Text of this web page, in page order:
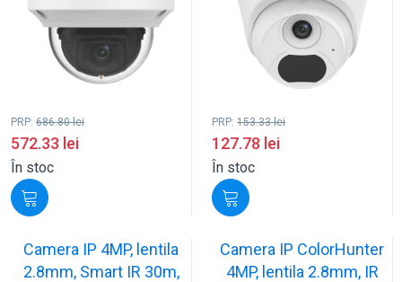
PRP: 686.80lei
572.33 lei
În stoc
PRP: 153.33lei
127.78 lei
În stoc
Camera IP 4MP, lentila
2.8mm, Smart IR 30m,
Camera IP ColorHunter
4MP, lentila 2.8mm, IR